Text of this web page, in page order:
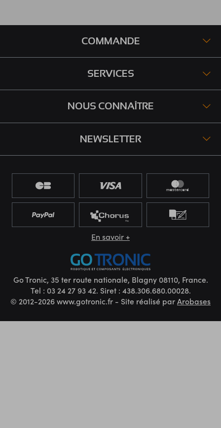
COMMANDE
SERVICES
NOUS CONNAÎTRE
NEWSLETTER
En savoir +
Go Tronic, 35 ter route nationale, Blagny 08110, France.
Tel : 03 24 27 93 42. Siret : 438.306.680.00028.
© 2012-2026 www.gotronic.fr - Site réalisé parArobases